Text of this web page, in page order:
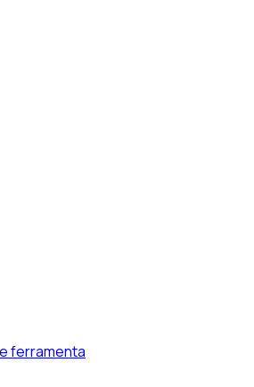
ferramenta